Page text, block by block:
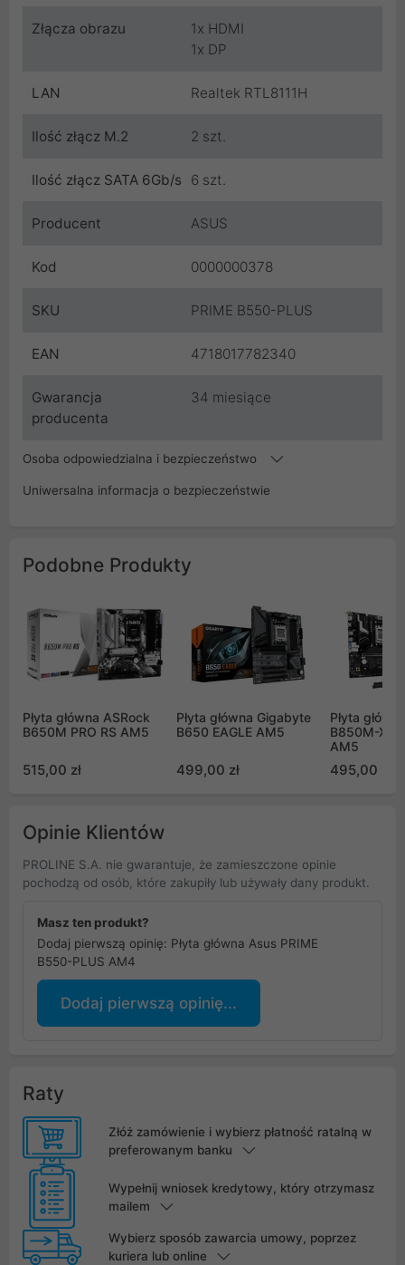
Złącza obrazu
1x HDMI
1x DP
LAN Realtek RTL8111H
Ilość złącz M.2 2 szt.
Ilość złącz SATA 6Gb/s 6 szt.
Producent ASUS
Kod 0000000378
SKU PRIME B550-PLUS
EAN 4718017782340
Gwarancja
producenta
34 miesiące
Osoba odpowiedzialna i bezpieczeństwo
Uniwersalna informacja o bezpieczeństwie
Podobne Produkty
Płyta główna ASRock
B650M PRO RS AM5
515,00 zł
Płyta główna Gigabyte
B650 EAGLE AM5
499,00 zł
Płyta
B850M-X
AM5
495,00 zł
Opinie Klientów
PROLINE S.A. nie gwarantuje, że zamieszczone opinie
pochodzą od osób, które zakupiły lub używały dany produkt.
Masz ten produkt?
Dodaj pierwszą opinię: Płyta główna Asus PRIME
B550-PLUS AM4
Dodaj pierwszą opinię...
Raty
Złóż zamówienie i wybierz płatność ratalną w
preferowanym banku
Wypełnij wniosek kredytowy, który otrzymasz
mailem
Wybierz sposób zawarcia umowy, poprzez
kuriera lub online